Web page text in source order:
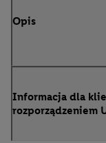
Opis
Informacja dla
rozporządzeniem